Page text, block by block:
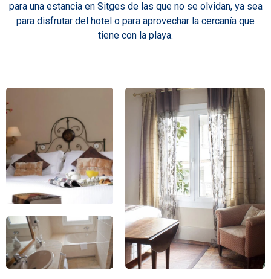
para una estancia en Sitges de las que no se olvidan, ya sea
para disfrutar del hotel o para aprovechar la cercanía que
tiene con la playa.